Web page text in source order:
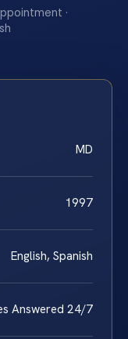
·
MD
1997
English, Spanish
Answered 24/7